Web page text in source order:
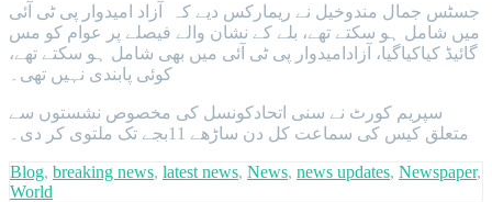
جسٹس جمال مندوخیل نے ریمارکس دیے کہ آزاد امیدوار پی ٹی آئی
میں شامل ہو سکتے تھے، بلے کے نشان والے فیصلے پر عوام کو مس
گائیڈ کیاکیاگیا، آزادامیدوار پی ٹی آئی میں بھی شامل ہو سکتے تھے،
کوئی پابندی نہیں تھی۔
سپریم کورٹ نے سنی اتحادکونسل کی مخصوص نشستوں سے
متعلق کیس کی سماعت کل دن ساڑھے 11بجے تک ملتوی کر دی۔
Blog, breaking news, latest news, News, news updates, Newspaper,
World